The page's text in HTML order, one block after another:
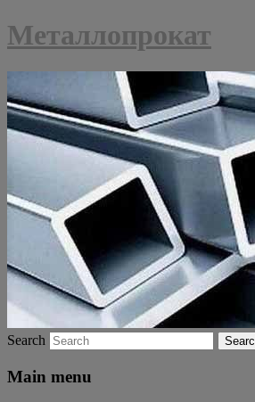
Металлопрокат
Search
Main menu